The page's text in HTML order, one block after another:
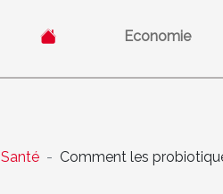
Economie
Santé Comment les